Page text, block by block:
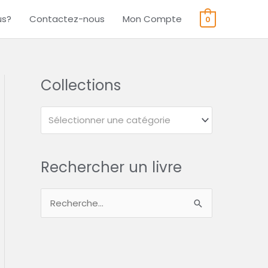
Contactez-nous Mon Compte 0
Collections
Sélectionner une catégorie
Rechercher un livre